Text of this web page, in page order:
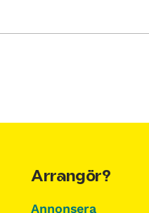
Arrangör?
Annonsera